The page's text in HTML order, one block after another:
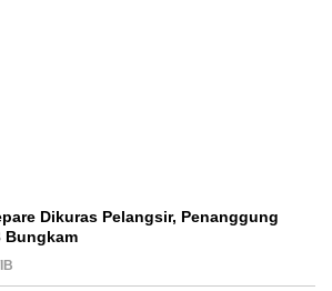
Dikuras Pelangsir, Penanggung
Bungkam